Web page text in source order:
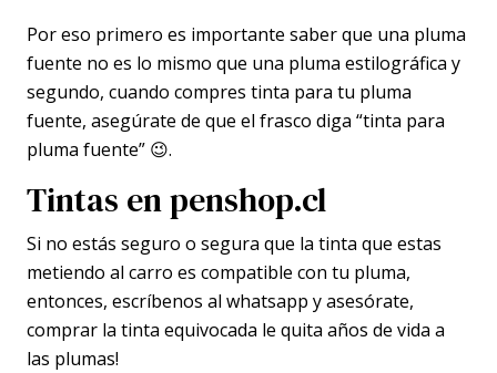
Por eso primero es importante saber que una pluma
fuente no es lo mismo que una pluma estilográfica y
segundo, cuando compres tinta para tu pluma
fuente, asegúrate de que el frasco diga “tinta para
pluma fuente” 😉.
Tintas en penshop.cl
Si no estás seguro o segura que la tinta que estas
metiendo al carro es compatible con tu pluma,
entonces, escríbenos al whatsapp y asesórate,
comprar la tinta equivocada le quita años de vida a
las plumas!